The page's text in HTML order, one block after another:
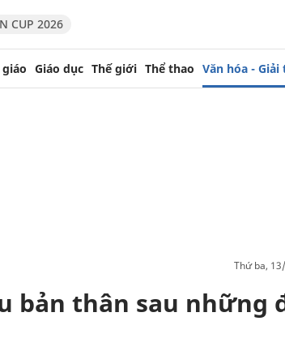
CUP 2026
Giáo dục Thế giới Thể thao Văn hóa - Giải
thứ ba,
bản thân sau những